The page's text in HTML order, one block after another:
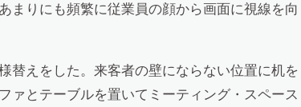
まりにも頻繁に従業員の顔から画面に視線を向
替えをした。来客者の壁にならない位置に机を
ァとテーブルを置いてミーティング・スペース